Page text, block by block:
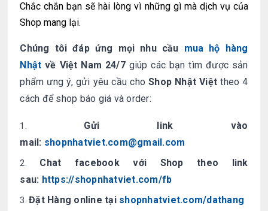
Chắc chắn bạn sẽ hài lòng vì những gì mà dịch vụ của
Shop mang lại.
Chúng tôi đáp ứng mọi nhu cầu mua hộ hàng
Nhật về Việt Nam 24/7giúp các bạn tìm được sản
phẩm ưng ý, gửi yêu cầu choShop Nhật Việt theo 4
cách để shop báo giá và order:
Gửi link vào
mail: shopnhatviet.com@gmail.com
Chat facebook với Shop theo link
sau: https://shopnhatviet.com/fb
Đặt Hàng online tại shopnhatviet.com/dathang